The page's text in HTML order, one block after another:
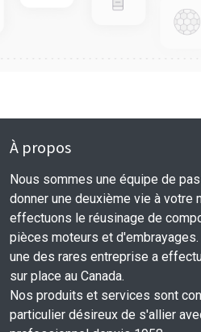
À propos
Nous sommes une équipe de
donner une deuxième vie à votre
effectuons le réusinage de
pièces moteurs et
une des rares entreprise a
sur place au Canada.
Nos produits et services sont
particulier désireux de s'allier